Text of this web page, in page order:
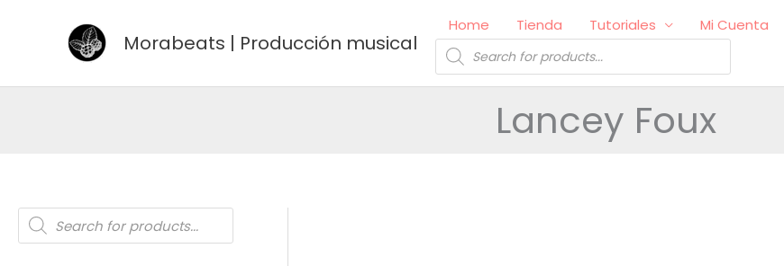
Morabeats | Producción musical
Home Tienda Tutoriales Mi Cuenta
Búsqueda
de
productos
Lancey Foux
Búsqueda
de
productos